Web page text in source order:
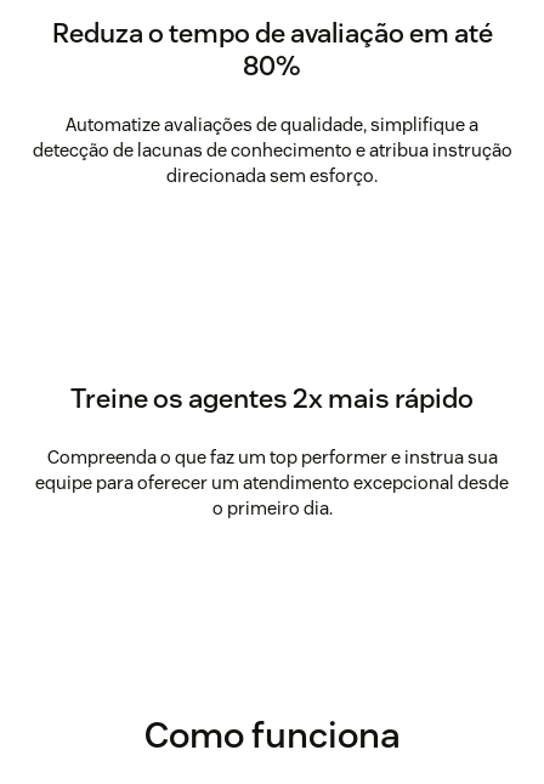
Reduza o tempo de avaliação em até
80%
Automatize avaliações de qualidade, simplifique a
detecção de lacunas de conhecimento e atribua instrução
direcionada sem esforço.
Treine os agentes 2x mais rápido
Compreenda o que faz um top performer e instrua sua
equipe para oferecer um atendimento excepcional desde
o primeiro dia.
Como funciona